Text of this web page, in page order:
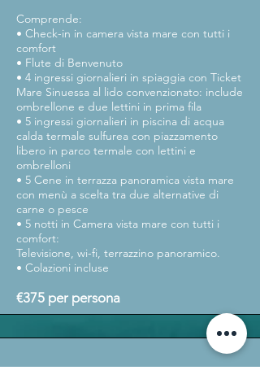
Comprende:
• Check-in in camera vista mare con tutti i
comfort
• Flute di Benvenuto
• 4 ingressi giornalieri in spiaggia con Ticket
Mare Sinuessa al lido convenzionato: include
ombrellone e due lettini in prima fila
• 5 ingressi giornalieri in piscina di acqua
calda termale sulfurea con piazzamento
libero in parco termale con lettini e
ombrelloni
• 5 Cene in terrazza panoramica vista mare
con menù a scelta tra due alternative di
carne o pesce
• 5 notti in Camera vista mare con tutti i
comfort:
Televisione, wi-fi, terrazzino panoramico.
• Colazioni incluse
€375 per persona